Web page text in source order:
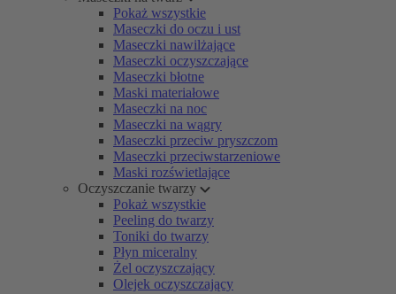
Pokaż wszystkie
Maseczki do oczu i ust
Maseczki nawilżające
Maseczki oczyszczające
Maseczki błotne
Maski materiałowe
Maseczki na noc
Maseczki na wągry
Maseczki przeciw pryszczom
Maseczki przeciwstarzeniowe
Maski rozświetlające
Oczyszczanie twarzy
Pokaż wszystkie
Peeling do twarzy
Toniki do twarzy
Płyn miceralny
Żel oczyszczający
Olejek oczyszczający